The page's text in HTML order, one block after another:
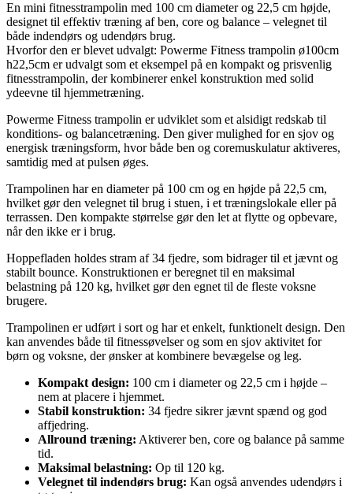
En mini fitnesstrampolin med 100 cm diameter og 22,5 cm højde,
designet til effektiv træning af ben, core og balance – velegnet til
både indendørs og udendørs brug.
Hvorfor den er blevet udvalgt: Powerme Fitness trampolin ø100cm
h22,5cm er udvalgt som et eksempel på en kompakt og prisvenlig
fitnesstrampolin, der kombinerer enkel konstruktion med solid
ydeevne til hjemmetræning.
Powerme Fitness trampolin er udviklet som et alsidigt redskab til
konditions- og balancetræning. Den giver mulighed for en sjov og
energisk træningsform, hvor både ben og coremuskulatur aktiveres,
samtidig med at pulsen øges.
Trampolinen har en diameter på 100 cm og en højde på 22,5 cm,
hvilket gør den velegnet til brug i stuen, i et træningslokale eller på
terrassen. Den kompakte størrelse gør den let at flytte og opbevare,
når den ikke er i brug.
Hoppefladen holdes stram af 34 fjedre, som bidrager til et jævnt og
stabilt bounce. Konstruktionen er beregnet til en maksimal
belastning på 120 kg, hvilket gør den egnet til de fleste voksne
brugere.
Trampolinen er udført i sort og har et enkelt, funktionelt design. Den
kan anvendes både til fitnessøvelser og som en sjov aktivitet for
børn og voksne, der ønsker at kombinere bevægelse og leg.
Kompakt design: 100 cm i diameter og 22,5 cm i højde –
nem at placere i hjemmet.
Stabil konstruktion: 34 fjedre sikrer jævnt spænd og god
affjedring.
Allround træning: Aktiverer ben, core og balance på samme
tid.
Maksimal belastning: Op til 120 kg.
Velegnet til indendørs brug: Kan også anvendes udendørs i